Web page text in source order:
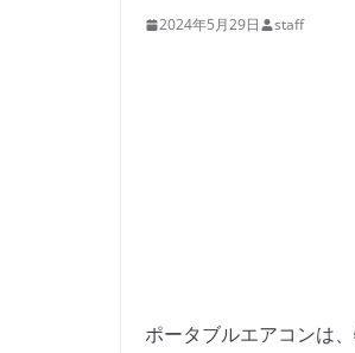
2024年5月29日 staff
ポータブルエアコンは